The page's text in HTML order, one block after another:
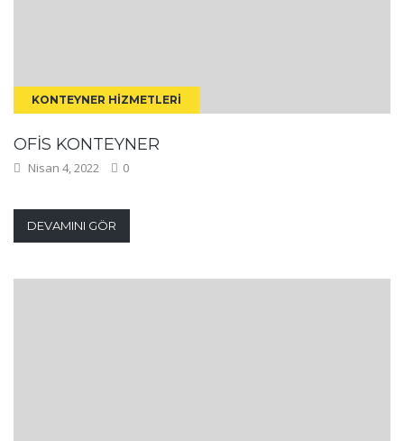
KONTEYNER HIZMETLERI
OFIS KONTEYNER
Nisan 4, 2022 0
DEVAMINI GÖR